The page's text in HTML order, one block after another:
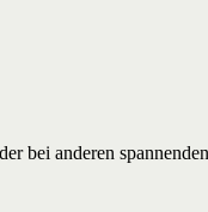
bei anderen